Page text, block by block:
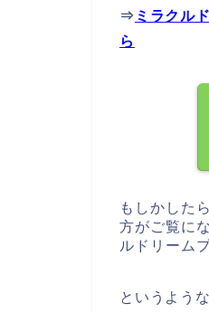
⇒ ミラクル
ら
もしかした
方がご覧に
ルドリーム
というよう